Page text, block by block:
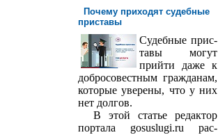
Почему приходят судебные
приставы
Судебные прис­
тавы могут
прийти даже к
добросовестным гражданам,
которые уверены, что у них
нет долгов.
В этой статье редактор
портала gosuslugi.ru рас­